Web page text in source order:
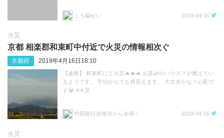
こう😱せい 2019-04-16
火災
京都 相楽郡和束町中付近で火災の情報相次ぐ
京都府 2019年4月16日18:10
【速報】 和束町にて火災🔥🔥🔥 お茶🌿のハウス？が燃えてい
るようです。 宇治からでも煙見えます。 大丈夫かな？心配で
す😭 #火災
竹田急行@来月から令和！ 2019-04-16
火災